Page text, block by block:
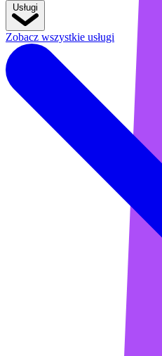
Zobacz wszystkie usługi